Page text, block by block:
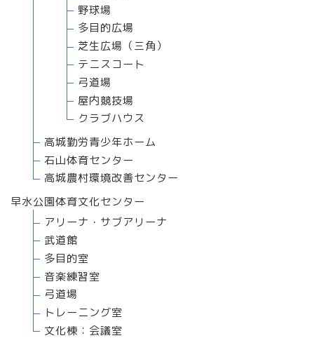
野球場
多目的広場
芝生広場（三角）
テニスコート
弓道場
屋内競技場
クラブハウス
高城勤労青少年ホーム
石山体育センター
高城農村環境改善センター
早水公園体育文化センター
アリーナ・サブアリーナ
武道館
多目的室
音楽練習室
弓道場
トレーニング室
文化棟：会議室